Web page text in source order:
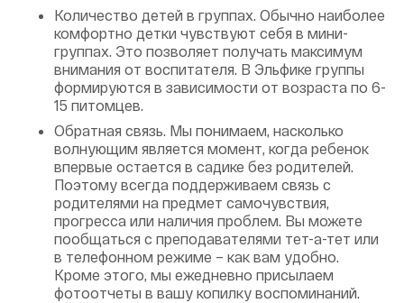
Количество детей в группах. Обычно наиболее
комфортно детки чувствуют себя в мини-
группах. Это позволяет получать максимум
внимания от воспитателя. В Эльфике группы
формируются в зависимости от возраста по 6-
15 питомцев.
Обратная связь. Мы понимаем, насколько
волнующим является момент, когда ребенок
впервые остается в садике без родителей.
Поэтому всегда поддерживаем связь с
родителями на предмет самочувствия,
прогресса или наличия проблем. Вы можете
пообщаться с преподавателями тет-а-тет или
в телефонном режиме – как вам удобно.
Кроме этого, мы ежедневно присылаем
фотоотчеты в вашу копилку воспоминаний.